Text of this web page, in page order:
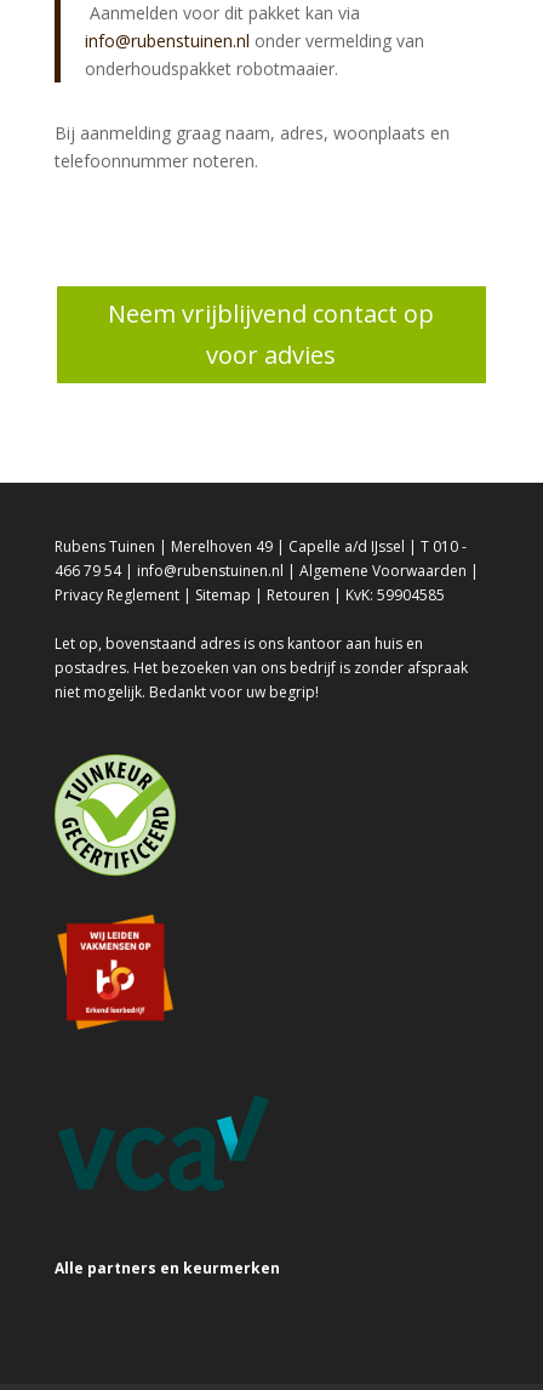
Aanmelden voor dit pakket kan via
info@rubenstuinen.nl onder vermelding van
onderhoudspakket robotmaaier.
Bij aanmelding graag naam, adres, woonplaats en
telefoonnummer noteren.
Neem vrijblijvend contact op
voor advies
Rubens Tuinen | Merelhoven 49 | Capelle a/d IJssel | T 010 -
466 79 54 | info@rubenstuinen.nl | Algemene Voorwaarden |
Privacy Reglement| Sitemap | Retouren | KvK: 59904585
Let op, bovenstaand adres is ons kantoor aan huis en
postadres. Het bezoeken van ons bedrijf is zonder afspraak
niet mogelijk. Bedankt voor uw begrip!
Alle partners en keurmerken